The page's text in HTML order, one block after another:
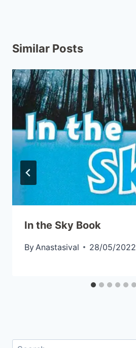
Similar Posts
In the Sky Book
By Anastasival 28/05/2022